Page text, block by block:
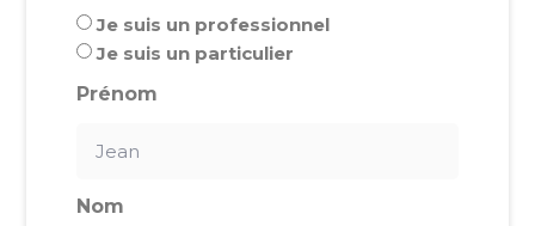
Je suis un professionnel
Je suis un particulier
Prénom
Nom